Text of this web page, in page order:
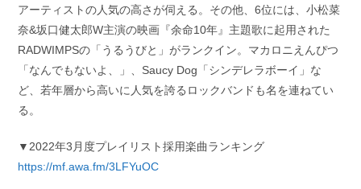
アーティストの人気の高さが伺える。その他、6位には、小松菜
奈&坂口健太郎W主演の映画『余命10年』主題歌に起用された
RADWIMPSの「うるうびと」がランクイン。マカロニえんぴつ
「なんでもないよ、」、Saucy Dog「シンデレラボーイ」な
ど、若年層から高いに人気を誇るロックバンドも名を連ねてい
る。
▼2022年3月度プレイリスト採用楽曲ランキング
https://mf.awa.fm/3LFYuOC